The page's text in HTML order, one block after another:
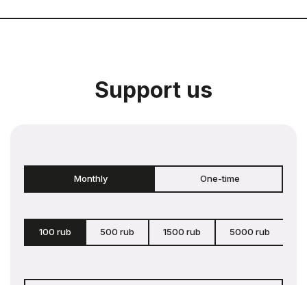
Support us
Monthly One-time
100 rub 500 rub 1500 rub 5000 rub